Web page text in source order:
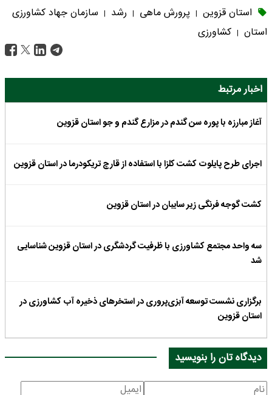
استان قزوین | پرورش ماهی | رشد | سازمان جهاد کشاورزی
استان | کشاورزی
اخبار مرتبط
آغاز مبارزه با پوره سن گندم در مزارع گندم و جو استان قزوین
اجرای طرح پایلوت کشت کلزا با استفاده از قارچ تریکودرما در استان قزوین
کشت گوجه فرنگی زیر سایبان در استان قزوین
سه واحد مجتمع کشاورزی با ظرفیت گردشگری در استان قزوین شناسایی
شد
برگزاری نشست توسعه آبزی‌پروری در استخرهای ذخیره آب کشاورزی در
استان قزوین
دیدگاه تان را بنویسید